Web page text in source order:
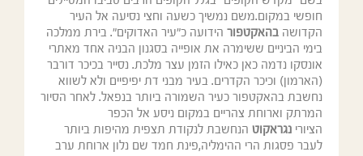
חופשי במקום.משם נמשיך כשעה וחצי נסיעה אל העיר
הקדושה בהאקטפור הידועה כ"עיר האדוקים". בירת ממלכה
בימי הביניים ששימרה את אופייה בסגנון הבניה אחד מאתרי
אונסקו נדמה כאן כאילו הזמן עצר מלכת. נסייר בכיכר דורבר
(הארמון) וכיכר הקדרים. בעיר מבני דת יפיפיים ולא לשווא
נחשבת בהאקטפור כעיר השמורה ביותר בנפאל. לאחר הסיור
המרתק וארוחת צהריים במקום ניסע אל הכפר
הציורי נגראקוט הנחשבת לנקודת תצפית מהיפות ביותר
לעבר פסגות הרי ההימליה,פינת חמד שם נלון ארוחת ערב